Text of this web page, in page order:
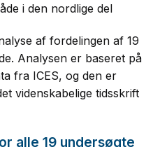
i den nordlige del
af fordelingen af 19
Analysen er baseret på
fra ICES, og den er
videnskabelige tidsskrift
alle 19 undersøgte